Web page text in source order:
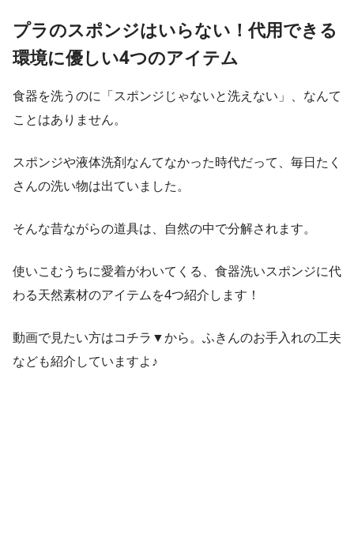
プラのスポンジはいらない！代用できる
環境に優しい4つのアイテム
食器を洗うのに「スポンジじゃないと洗えない」、なんて
ことはありません。
スポンジや液体洗剤なんてなかった時代だって、毎日たく
さんの洗い物は出ていました。
そんな昔ながらの道具は、自然の中で分解されます。
使いこむうちに愛着がわいてくる、食器洗いスポンジに代
わる天然素材のアイテムを4つ紹介します！
動画で見たい方はコチラ▼から。ふきんのお手入れの工夫
なども紹介していますよ♪